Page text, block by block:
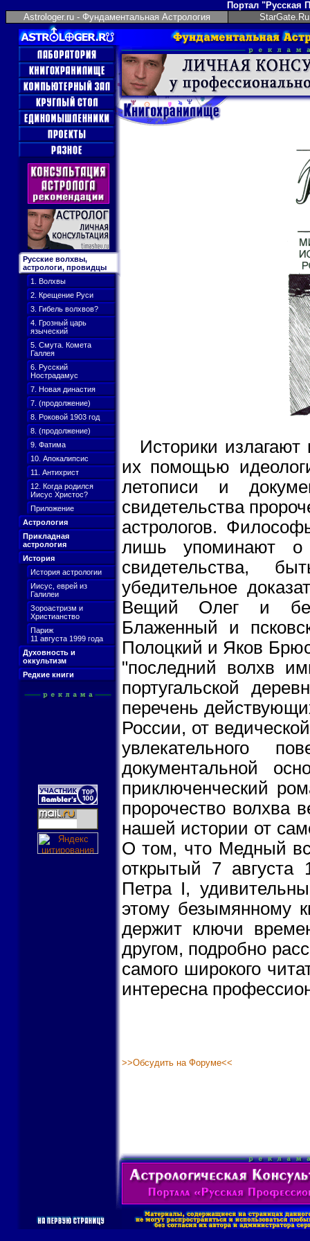
Портал "Русская
Astrologer.ru - Фундаментальная Астрология
Русские волхвы,
астрологи, провидцы
1. Волхвы
2. Крещение Руси
3. Гибель волхвов?
4. Грозный царь
языческий
5. Смута. Комета
Галлея
6. Русский
Нострадамус
7. Новая династия
7. (продолжение)
8. Роковой 1903 год
8. (продолжение)
9. Фатима
10. Апокалипсис
11. Антихрист
12. Когда родился
Иисус Христос?
Приложение
Астрология
Прикладная
астрология
История
История астрологии
Иисус, еврей из
Галилеи
Зороастризм и
Христианство
Париж
11 августа 1999 года
Духовность и
оккультизм
Редкие книги
Историки
их помощью
летописи и
свидетельства
астрологов.
лишь упоминают
свидетельства,
убедительное
Вещий Олег и
Блаженный и
Полоцкий и Яков
"последний волхв
португальской
перечень
России, от
увлекательного
документальной
приключенческий
пророчество волхва
нашей истории от
О том, что Медный
открытый 7 августа
Петра I,
этому безымянному
держит ключи
другом, подробно
самого широкого
интересна
>>Обсудить на Форуме<<